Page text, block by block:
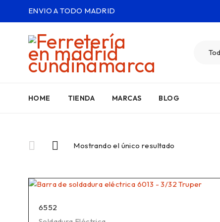
ENVIO A TODO MADRID
HOME TIENDA MARCAS BLOG
Mostrando el único resultado
6552